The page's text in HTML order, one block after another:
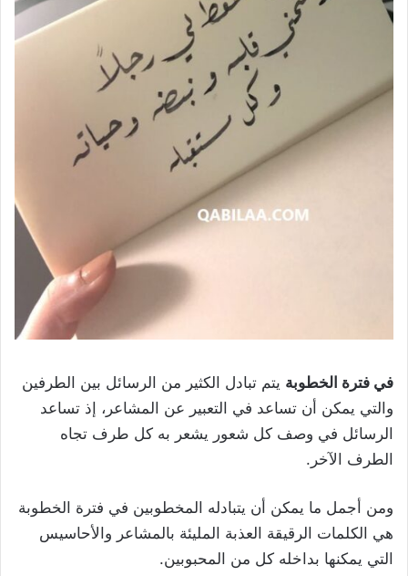
في فترة الخطوبة يتم تبادل الكثير من الرسائل بين الطرفين
والتي يمكن أن تساعد في التعبير عن المشاعر، إذ تساعد
الرسائل في وصف كل شعور يشعر به كل طرف تجاه
الطرف الآخر.
ومن أجمل ما يمكن أن يتبادله المخطوبين في فترة الخطوبة
هي الكلمات الرقيقة العذبة المليئة بالمشاعر والأحاسيس
التي يمكنها بداخله كل من المحبوبين.